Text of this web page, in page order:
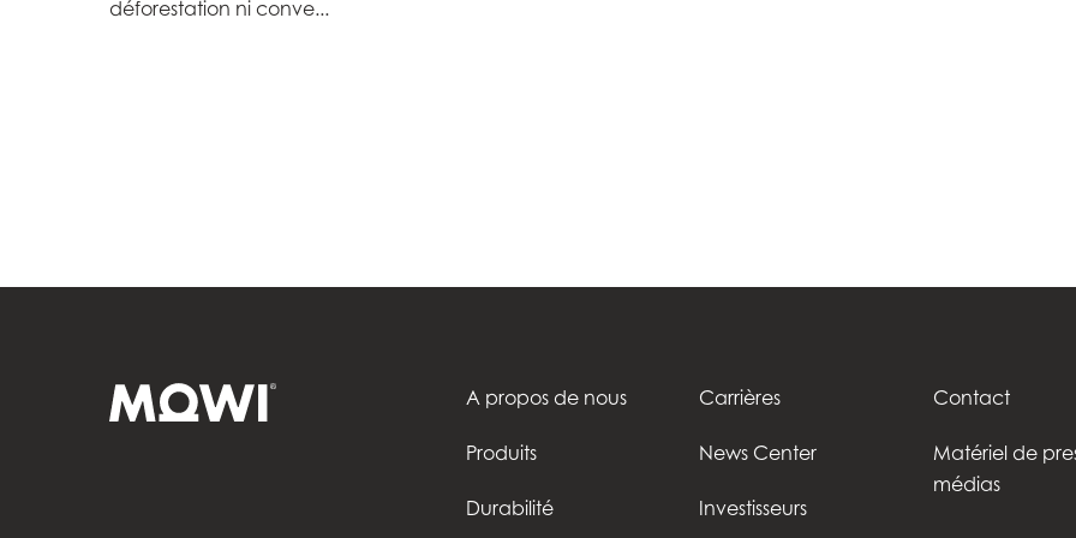
déforestation ni conve...
A propos de nous
Produits
Durabilité
Carrières
News Center
Investisseurs
Contact
Matériel de
médias